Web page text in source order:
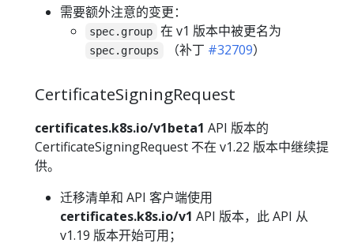
需要额外注意的变更：
spec.group 在 v1 版本中被更名为
spec.groups （补丁 #32709）
CertificateSigningRequest
certificates.k8s.io/v1beta1 API 版本的
CertificateSigningRequest 不在 v1.22 版本中继续提
供。
迁移清单和 API 客户端使用
certificates.k8s.io/v1 API 版本，此 API 从
v1.19 版本开始可用；